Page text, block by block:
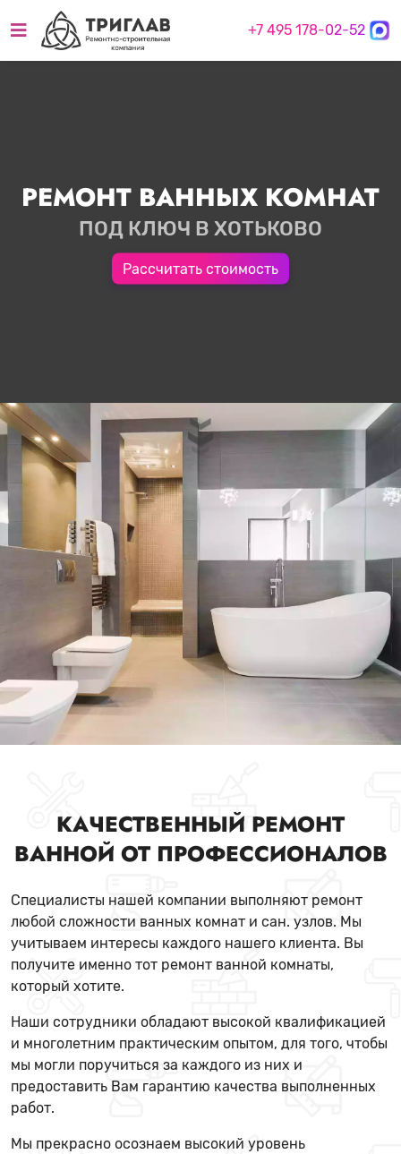
+7 495 178-02-52
РЕМОНТ ВАННЫХ КОМНАТ
ПОД КЛЮЧ В ХОТЬКОВО
Рассчитать стоимость
КАЧЕСТВЕННЫЙ РЕМОНТ
ВАННОЙ ОТ ПРОФЕССИОНАЛОВ
Специалисты нашей компании выполняют ремонт
любой сложности ванных комнат и сан. узлов. Мы
учитываем интересы каждого нашего клиента. Вы
получите именно тот ремонт ванной комнаты,
который хотите.
Наши сотрудники обладают высокой квалификацией
и многолетним практическим опытом, для того, чтобы
мы могли поручиться за каждого из них и
предоставить Вам гарантию качества выполненных
работ.
Мы прекрасно осознаем высокий уровень